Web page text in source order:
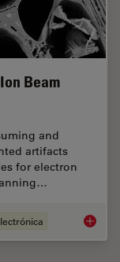
Beam
and
artifacts
for electron